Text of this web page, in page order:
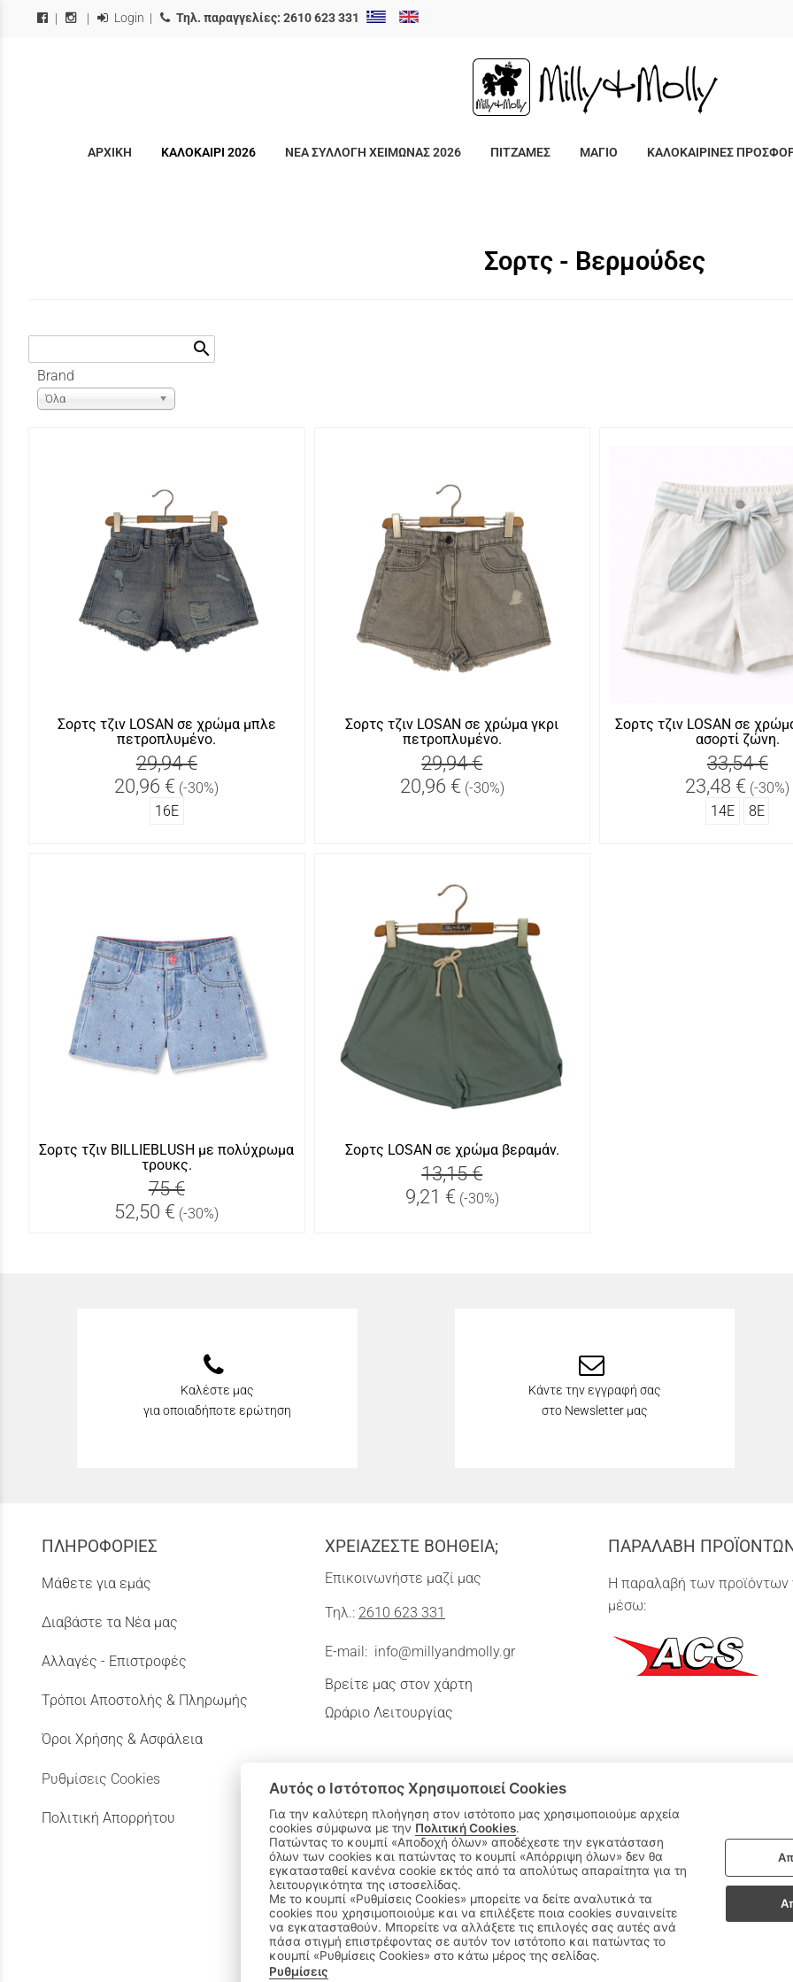
Login | Τηλ. παραγγελίες: 2610 623 331
ΑΡΧΙΚΗ ΚΑΛΟΚΑΙΡΙ 2026 ΝΕΑ ΣΥΛΛΟΓΗ ΧΕΙΜΩΝΑΣ 2026 ΠΙΤΖΑΜΕΣ ΜΑΓΙΟ ΚΑΛΟΚΑΙΡΙΝΕΣ
Σορτς - Βερμούδες
search
Brand
Όλα
Σορτς τζιν LOSAN σε χρώμα μπλε
πετροπλυμένο.
29,94 €
20,96 € (-30%)
16Ε
Σορτς τζιν LOSAN σε χρώμα γκρι
πετροπλυμένο.
29,94 €
20,96 € (-30%)
Σορτς τζιν LOSAN σε
ασορτί ζώνη.
33,54 €
23,48 € (-30%)
14Ε
8Ε
Σορτς τζιν BILLIEBLUSH με πολύχρωμα
τρουκς.
75 €
52,50 € (-30%)
Σορτς LOSAN σε χρώμα βεραμάν.
13,15 €
9,21 € (-30%)
Καλέστε μας
για οποιαδήποτε ερώτηση
Κάντε την εγγραφή σας
στο Newsletter μας
ΠΛΗΡΟΦΟΡΙΕΣ
Μάθετε για εμάς
Διαβάστε τα Νέα μας
Αλλαγές - Επιστροφές
Τρόποι Αποστολής & Πληρωμής
Όροι Χρήσης & Ασφάλεια
Ρυθμίσεις Cookies
Πολιτική Απορρήτου
ΧΡΕΙΑΖΕΣΤΕ ΒΟΗΘΕΙΑ;
Επικοινωνήστε μαζί μας
Τηλ.: 2610 623 331
E-mail: info@millyandmolly.gr
Βρείτε μας στον χάρτη
Ωράριο Λειτουργίας
ΠΑΡΑΛΑΒΗ
Η παραλαβή των προϊόντων
μέσω:
ΑΚΟΛΟΥΘΗΣΤΕ ΜΑΣ: |
Sitemap/Login
Αυτός ο Ιστότοπος Χρησιμοποιεί Cookies
Για την καλύτερη πλοήγηση στον ιστότοπο μας χρησιμοποιούμε αρχεία
cookies σύμφωνα με την Πολιτική Cookies.
Πατώντας το κουμπί «Αποδοχή όλων» αποδέχεστε την εγκατάσταση
όλων των cookies και πατώντας το κουμπί «Απόρριψη όλων» δεν θα
εγκατασταθεί κανένα cookie εκτός από τα απολύτως απαραίτητα για τη
λειτουργικότητα της ιστοσελίδας.
Με το κουμπί «Ρυθμίσεις Cookies» μπορείτε να δείτε αναλυτικά τα
cookies που χρησιμοποιούμε και να επιλέξετε ποια cookies συναινείτε
να εγκατασταθούν. Μπορείτε να αλλάξετε τις επιλογές σας αυτές ανά
πάσα στιγμή επιστρέφοντας σε αυτόν τον ιστότοπο και πατώντας το
κουμπί «Ρυθμίσεις Cookies» στο κάτω μέρος της σελίδας.
Ρυθμίσεις